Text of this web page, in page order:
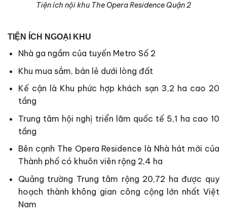
Tiện ích nội khu The Opera Residence Quận 2
TIỆN ÍCH NGOẠI KHU
Nhà ga ngầm của tuyến Metro Số 2
Khu mua sắm, bán lẻ dưới lòng đất
Kế cận là Khu phức hợp khách sạn 3,2 ha cao 20
tầng
Trung tâm hội nghị triển lãm quốc tế 5,1 ha cao 10
tầng
Bên cạnh The Opera Residence là Nhà hát mới của
Thành phố có khuôn viên rộng 2,4 ha
Quảng trường Trung tâm rộng 20,72 ha được quy
hoạch thành không gian công cộng lớn nhất Việt
Nam